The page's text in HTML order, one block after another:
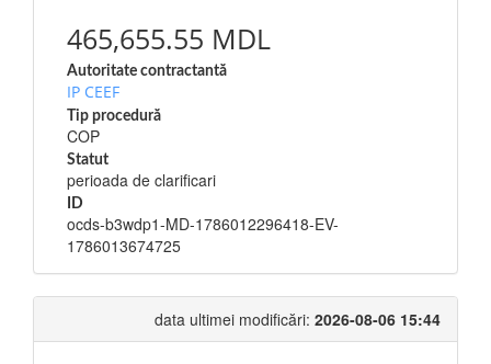
465,655.55 MDL
Autoritate contractantă
IP CEEF
Tip procedură
COP
Statut
perioada de clarificari
ID
ocds-b3wdp1-MD-1786012296418-EV-
1786013674725
data ultimei modificări: 2026-08-06 15:44